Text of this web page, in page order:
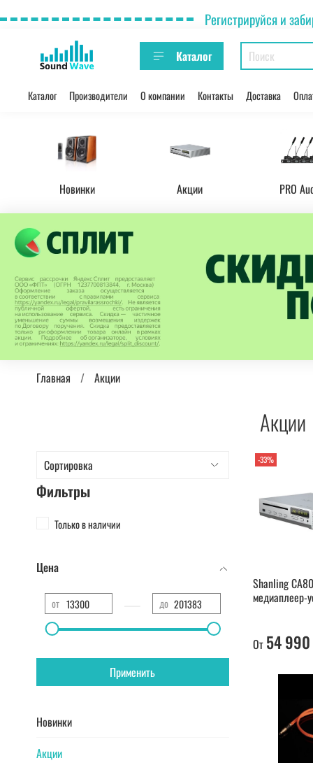
Регистрируйся и
Каталог
Каталог Производители О компании Контакты Доставка
Новинки Акции PRO
Главная Акции
Акции
-33%
Shanling
медиаплеер-
От 54
Фильтры
Только в наличии
Цена
от до
Применить
Новинки
Акции